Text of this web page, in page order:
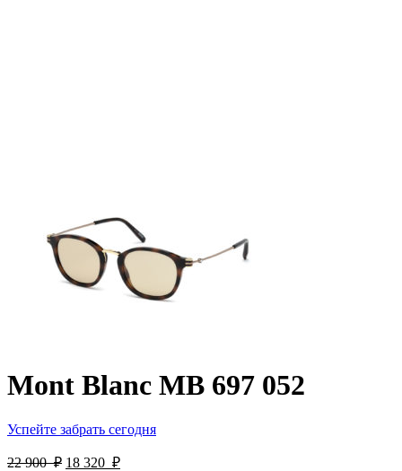
Mont Blanc MB 697 052
Успейте забрать сегодня
22 900₽ 18 320 ₽